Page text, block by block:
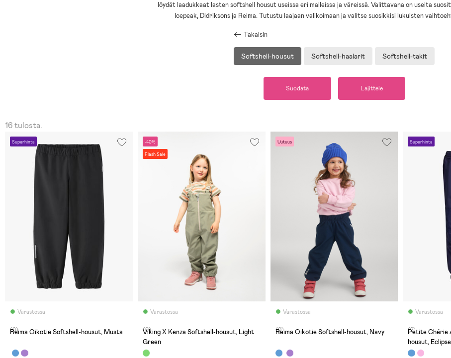
löydät laadukkaat lasten softshell housut useissa eri malleissa ja väreissä. Valittavana on useita
Icepeak, Didriksons ja Reima. Tutustu laajaan valikoimaan ja valitse suosikkisi lukuisten
Takaisin
Softshell-housut Softshell-haalarit Softshell-takit
Suodata Lajittele
16 tulosta.
Superhinta
Varastossa
(0)
Reima Oikotie Softshell-housut, Musta
-40%
Flash Sale
Varastossa
(0)
Viking X Kenza Softshell-housut, Light
Green
Uutuus
Varastossa
(0)
Reima Oikotie Softshell-housut, Navy
Superhinta
Varastossa
(2)
Petite Chérie
housut, Eclipse